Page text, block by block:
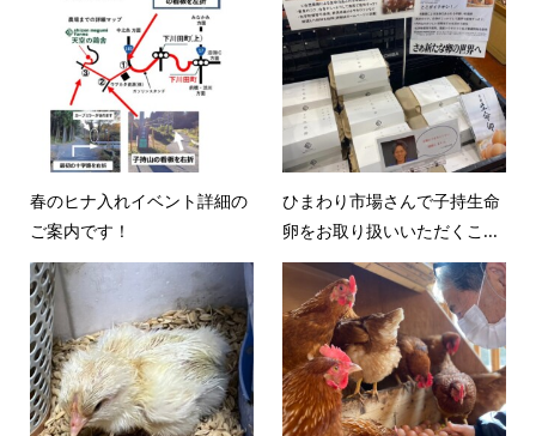
春のヒナ入れイベント詳細の
ご案内です！
ひまわり市場さんで子持生命
卵をお取り扱いいただくこ...